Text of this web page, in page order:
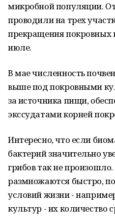
микробной популяции.
проводили на трех
прекращения покровных
июле.
В мае численность
выше под покровными
за источника пищи,
экссудатами корней
Интересно, что если
бактерий значительно
грибов так не
размножаются быстро,
условий жизни -
культур - их количество